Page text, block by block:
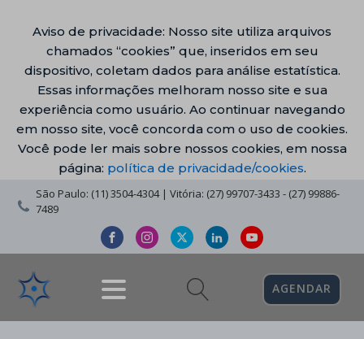
Aviso de privacidade: Nosso site utiliza arquivos
chamados “cookies” que, inseridos em seu
dispositivo, coletam dados para análise estatística.
Essas informações melhoram nosso site e sua
experiência como usuário. Ao continuar navegando
em nosso site, você concorda com o uso de cookies.
Você pode ler mais sobre nossos cookies, em nossa
página: política de privacidade/cookies.
São Paulo: (11) 3504-4304 | Vitória: (27) 99707-3433 - (27) 99886-
7489
AGENDAR